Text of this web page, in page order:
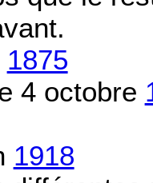
1875
4 octobre
1918